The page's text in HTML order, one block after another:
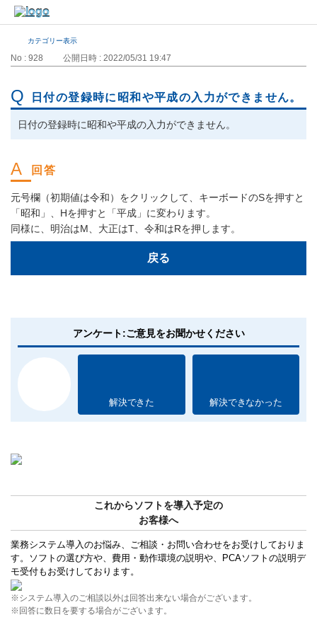
カテゴリー表示
No : 928 公開日時 : 2022/05/31 19:47
日付の登録時に昭和や平成の入力ができません。
日付の登録時に昭和や平成の入力ができません。
元号欄（初期値は令和）をクリックして、キーボードのSを押すと
「昭和」、Hを押すと「平成」に変わります。
同様に、明治はM、大正はT、令和はRを押します。
戻る
アンケート:ご意見をお聞かせください
解決できた 解決できなかった
これからソフトを導入予定の
お客様へ
業務システム導入のお悩み、ご相談・お問い合わせをお受けしておりま
す。ソフトの選び方や、費用・動作環境の説明や、PCAソフトの説明デ
モ受付もお受けしております。
※システム導入のご相談以外は回答出来ない場合がございます。
※回答に数日を要する場合がございます。